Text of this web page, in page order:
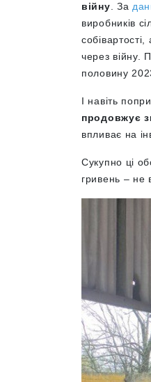
війну . За
виробників
через війну.
половину
І навіть попри
продовжує
впливає на
Сукупно ці
гривень – не